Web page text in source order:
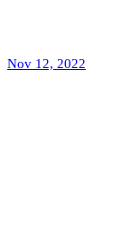
Nov 12, 2022